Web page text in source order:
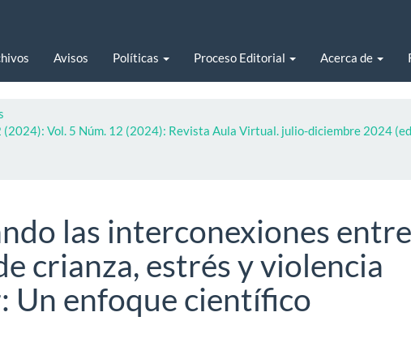
Avisos Políticas Proceso Editorial Acerca de
(2024): Vol. 5 Núm. 12 (2024): Revista Aula Virtual. julio-diciembre 2024
las interconexiones entre
crianza, estrés y violencia
Un enfoque científico